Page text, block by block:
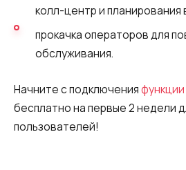
колл-центр и планирования
прокачка операторов для
обслуживания.
Начните с подключения
бесплатно на первые 2 недели
пользователей!